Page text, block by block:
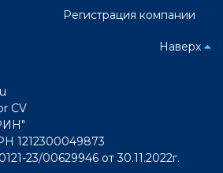
Регистрация компании
Наверх
CV
1212300049873
23/00629946 от 30.11.2022г.